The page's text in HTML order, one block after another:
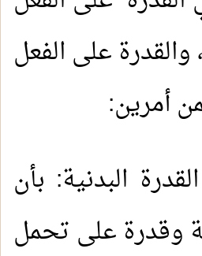
على الفعل
أمرين:
البدنية: بأن
على تحمل